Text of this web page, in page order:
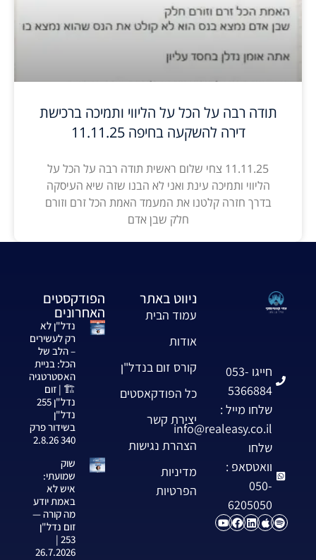
תודה רבה על הכל על הליווי ותמיכה ברכישת
דירה להשקעה בחיפה 11.11.25
11.11.25 צחי שלום ראשית תודה רבה על הכל על
הליווי ותמיכה עינת ואני לא הבנו שזה שיא העיסקה
בדרך חזרה קלטנו את המעמד האמת הכל זרם וזורם
חלק שבן אדם
חייגו 053-
5366884
שלחו מייל :
info@realeasy.co.il
שלחו
וואטסאפ :
050-
6205050
ניווט באתר
עמוד הבית
אודות
קורס זום בנדל"ן
כל הפודקאסטים
יצירת קשר
הצהרת נגישות
מדיניות
הפרטיות
הפודקסטים
האחרונים
נדל"ן לא
רק לעשירים
– הלב של
הכל: בניית
האסטרטגיה
🏗️ | זום
נדל"ן 255
נדל"ן
בשידור פרק
340 2.8.26
שוק
שמועתי:
איש לא
באמת יודע
מה קורה —
זום נדל"ן
253 |
26.7.2026